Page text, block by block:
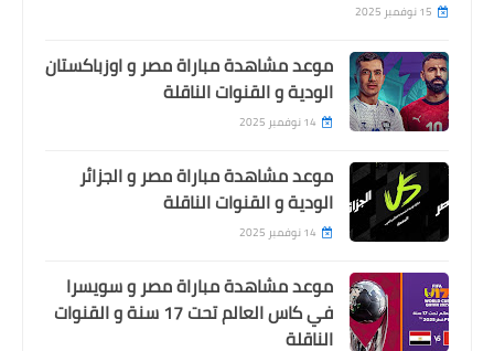
15 نوفمبر 2025
موعد مشاهدة مباراة مصر و اوزباكستان
الودية و القنوات الناقلة
14 نوفمبر 2025
موعد مشاهدة مباراة مصر و الجزائر
الودية و القنوات الناقلة
14 نوفمبر 2025
موعد مشاهدة مباراة مصر و سويسرا
في كاس العالم تحت 17 سنة و القنوات
الناقلة